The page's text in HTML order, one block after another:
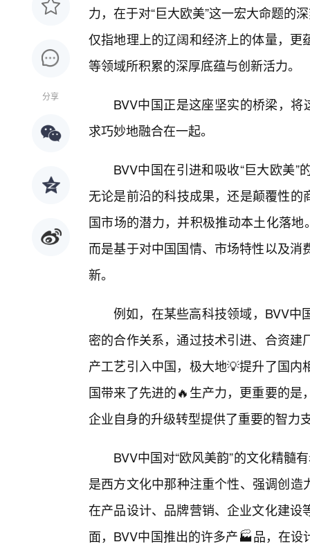
分享
力，在于对“巨大欧美”这一宏大命题的
仅指地理上的辽阔和经济上的体量，
等领域所积累的深厚底蕴与创新活力。
BVV中国正是这座坚实的桥梁，将
求巧妙地融合在一起。
BVV中国在引进和吸收“巨大欧美
无论是前沿的科技成果，还是颠覆性
国市场的潜力，并积极推动本土化落
而是基于对中国国情、市场特性以及
新。
例如，在某些高科技领域，BVV中
密的合作关系，通过技术引进、合资
产工艺引入中国，极大地💡提升了国
国带来了先进的🔥生产力，更重要的
企业自身的升级转型提供了重要的智力
BVV中国对“欧风美韵”的文化精髓
是西方文化中那种注重个性、强调创
在产品设计、品牌营销、企业文化建
面，BVV中国推出的许多产🏭品，在